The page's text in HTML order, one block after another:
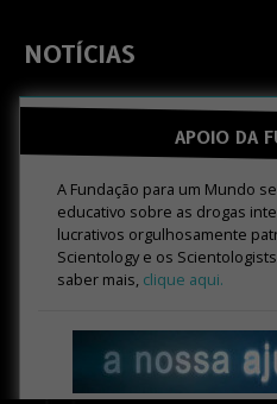
NOTÍCIAS
APOIO DA
A Fundação para um Mundo
educativo sobre as drogas
lucrativos orgulhosamente
Scientology e os
saber mais, clique aqui.